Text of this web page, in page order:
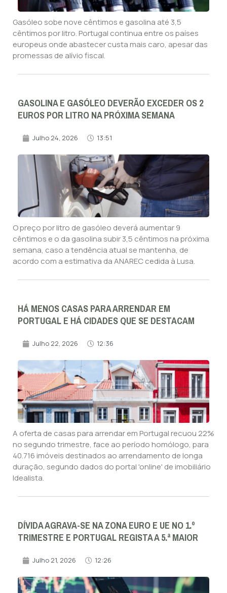
Gasóleo sobe nove cêntimos e gasolina até 3,5
cêntimos por litro. Portugal continua entre os países
europeus onde abastecer custa mais caro, apesar das
promessas de alívio fiscal.
GASOLINA E GASÓLEO DEVERÃO EXCEDER OS 2
EUROS POR LITRO NA PRÓXIMA SEMANA
Julho 24, 2026 13:51
O preço por litro de gasóleo deverá aumentar 9
cêntimos e o da gasolina subir 3,5 cêntimos na próxima
semana, caso a tendência atual se mantenha, de
acordo com a estimativa da ANAREC cedida à Lusa.
HÁ MENOS CASAS PARA ARRENDAR EM
PORTUGAL E HÁ CIDADES QUE SE DESTACAM
Julho 22, 2026 12:36
A oferta de casas para arrendar em Portugal recuou 22%
no segundo trimestre, face ao período homólogo, para
40.716 imóveis destinados ao arrendamento de longa
duração, segundo dados do portal 'online' de imobiliário
Idealista.
DÍVIDA AGRAVA-SE NA ZONA EURO E UE NO 1.º
TRIMESTRE E PORTUGAL REGISTA A 5.ª MAIOR
Julho 21, 2026 12:26